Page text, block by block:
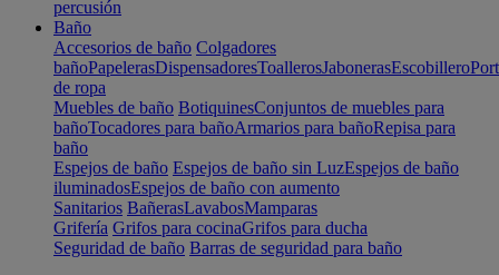
percusión
Baño
Accesorios de baño Colgadores
bañoPapelerasDispensadoresToallerosJabonerasEscobillero
de ropa
Muebles de baño BotiquinesConjuntos de muebles para
bañoTocadores para bañoArmarios para bañoRepisa para
baño
Espejos de baño Espejos de baño sin LuzEspejos de baño
iluminadosEspejos de baño con aumento
Sanitarios BañerasLavabosMamparas
Grifería Grifos para cocinaGrifos para ducha
Seguridad de baño Barras de seguridad para baño